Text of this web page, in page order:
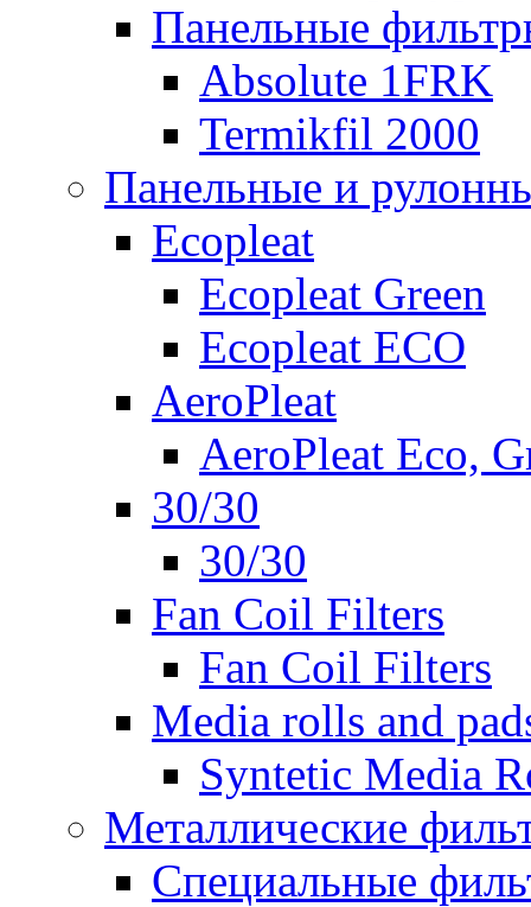
Панельные
Absolute 1FRK
Termikfil 2000
Панельные и
Ecopleat
Ecopleat Green
Ecopleat ECO
AeroPleat
AeroPleat Eco,
30/30
30/30
Fan Coil Filters
Fan Coil Filters
Media rolls and
Syntetic Media
Металлические
Специальные